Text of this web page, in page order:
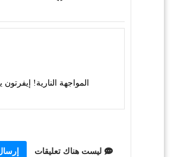
المواجهة النارية!
ليست هناك تعليقات